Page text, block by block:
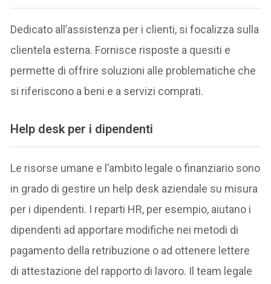
Dedicato all’assistenza per i clienti, si focalizza sulla
clientela esterna. Fornisce risposte a quesiti e
permette di offrire soluzioni alle problematiche che
si riferiscono a beni e a servizi comprati.
Help desk per i dipendenti
Le risorse umane e l’ambito legale o finanziario sono
in grado di gestire un help desk aziendale su misura
per i dipendenti. I reparti HR, per esempio, aiutano i
dipendenti ad apportare modifiche nei metodi di
pagamento della retribuzione o ad ottenere lettere
di attestazione del rapporto di lavoro. Il team legale